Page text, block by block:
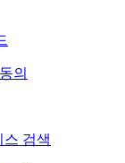
의
검색